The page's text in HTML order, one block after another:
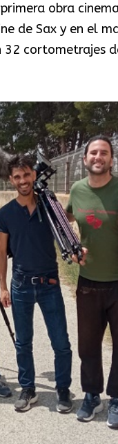
obra
de Sax y en el
32 cortometrajes